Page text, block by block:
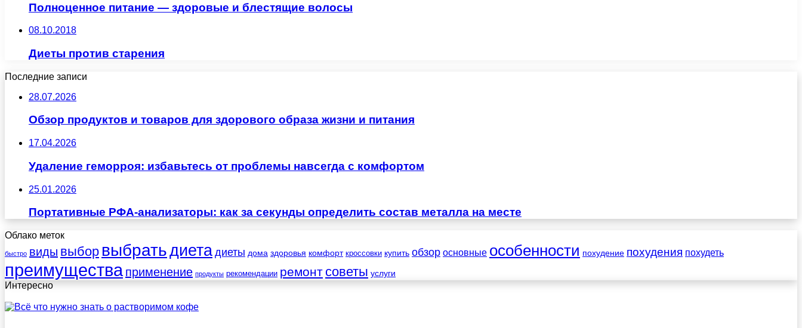
Полноценное питание — здоровые и блестящие волосы
08.10.2018
Диеты против старения
Последние записи
28.07.2026
Обзор продуктов и товаров для здорового образа жизни и питания
17.04.2026
Удаление геморроя: избавьтесь от проблемы навсегда с комфортом
25.01.2026
Портативные РФА-анализаторы: как за секунды определить состав металла на месте
Облако меток
быстро виды выбор выбратьдиета диеты дома здоровья комфорт кроссовки купить обзор основные особенности похудение похудения похудеть
преимущества применение продукты рекомендации ремонт советы услуги
Интересно